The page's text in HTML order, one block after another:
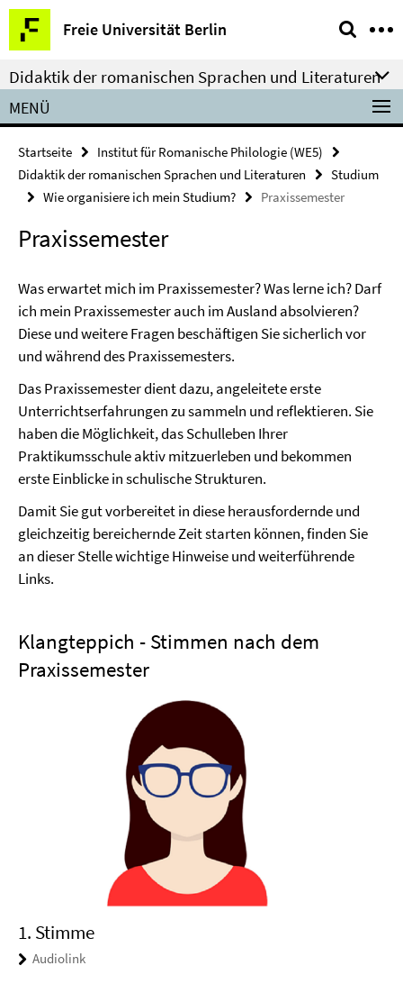
Springe
direkt
zu
Inhalt
Freie Universität Berlin
Service-
Navigation
Didaktik der romanischen Sprachen und Literaturen
MENÜ
Startseite
Institut für Romanische Philologie (WE5)
Didaktik der romanischen Sprachen und Literaturen
Studium
Wie organisiere ich mein Studium?
Praxissemester
Praxissemester
Was erwartet mich im Praxissemester? Was lerne ich? Darf
ich mein Praxissemester auch im Ausland absolvieren?
Diese und weitere Fragen beschäftigen Sie sicherlich vor
und während des Praxissemesters.
Das Praxissemester dient dazu, angeleitete erste
Unterrichtserfahrungen zu sammeln und reflektieren. Sie
haben die Möglichkeit, das Schulleben Ihrer
Praktikumsschule aktiv mitzuerleben und bekommen
erste Einblicke in schulische Strukturen.
Damit Sie gut vorbereitet in diese herausfordernde und
gleichzeitig bereichernde Zeit starten können, finden Sie
an dieser Stelle wichtige Hinweise und weiterführende
Links.
Klangteppich - Stimmen nach dem
Praxissemester
1. Stimme
Audiolink